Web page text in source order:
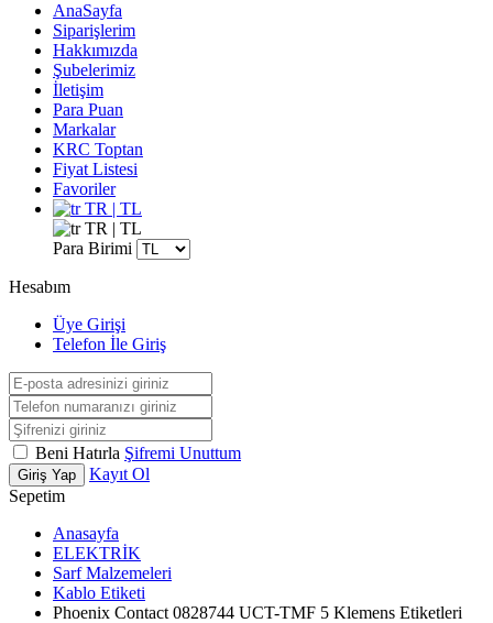
AnaSayfa
Siparişlerim
Hakkımızda
Şubelerimiz
İletişim
Para Puan
Markalar
KRC Toptan
Fiyat Listesi
Favoriler
TR | TL
TR | TL
Para Birimi
Hesabım
Üye Girişi
Telefon İle Giriş
Beni Hatırla Şifremi Unuttum
Giriş Yap
Kayıt Ol
Sepetim
Anasayfa
ELEKTRİK
Sarf Malzemeleri
Kablo Etiketi
Phoenix Contact 0828744 UCT-TMF 5 Klemens Etiketleri